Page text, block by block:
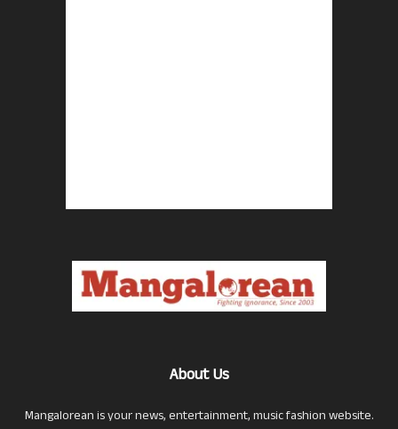
About Us
Mangalorean is your news, entertainment, music fashion website.